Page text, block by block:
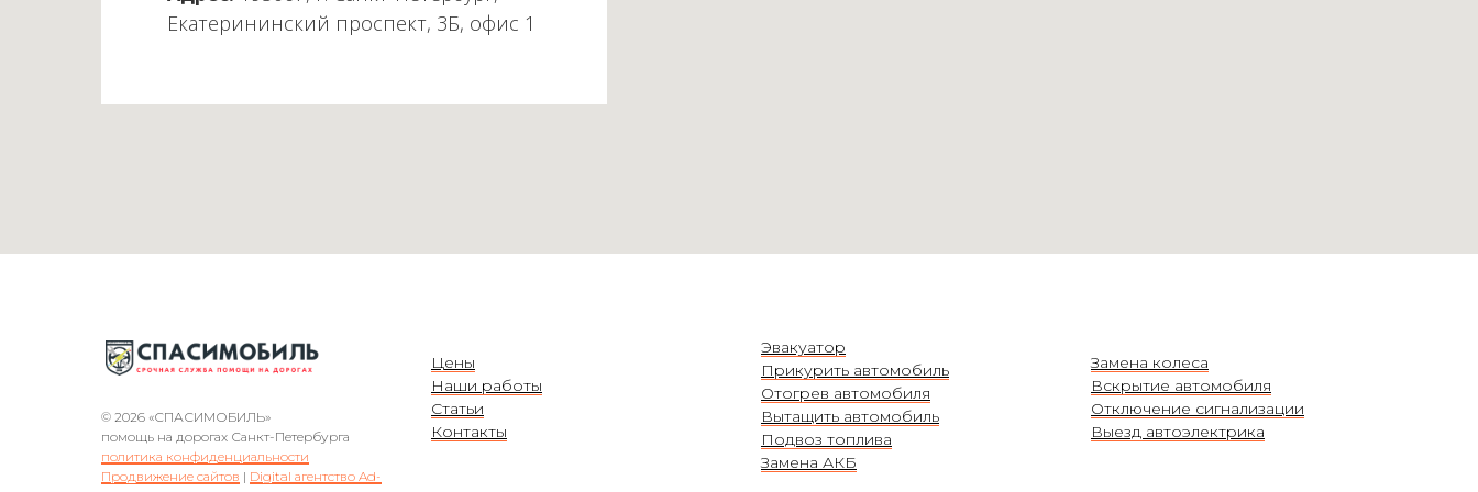
Екатерининский проспект, 3Б, офис 1
© 2026 «СПАСИМОБИЛЬ»
помощь на дорогах Санкт-Петербурга
политика конфиденциальности
Продвижение сайтов | Digital агентство Ad-
Цены
Наши работы
Статьи
Контакты
Эвакуатор
Прикурить автомобиль
Отогрев автомобиля
Вытащить автомобиль
Подвоз топлива
Замена АКБ
Замена колеса
Вскрытие автомобиля
Отключение сигнализации
Выезд автоэлектрика